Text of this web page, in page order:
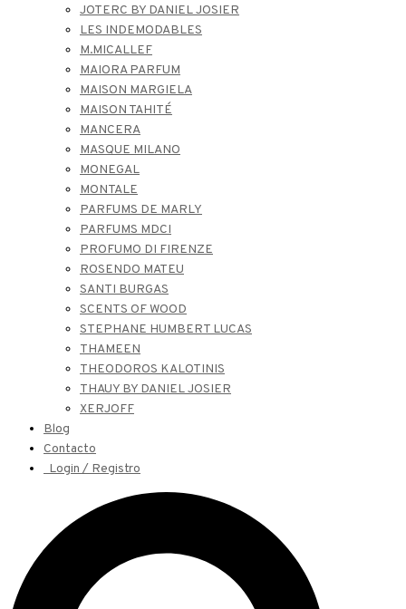
JOTERC BY DANIEL JOSIER
LES INDEMODABLES
M.MICALLEF
MAIORA PARFUM
MAISON MARGIELA
MAISON TAHITÉ
MANCERA
MASQUE MILANO
MONEGAL
MONTALE
PARFUMS DE MARLY
PARFUMS MDCI
PROFUMO DI FIRENZE
ROSENDO MATEU
SANTI BURGAS
SCENTS OF WOOD
STEPHANE HUMBERT LUCAS
THAMEEN
THEODOROS KALOTINIS
THAUY BY DANIEL JOSIER
XERJOFF
Blog
Contacto
Login / Registro